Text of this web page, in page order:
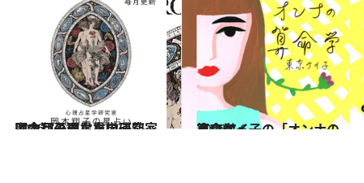
2026.7.31
【今月のあなたの運勢は？】心理占星学研究家 岡本翔子の星占い
占い 2026.7.6
東京ケイ子の「オンナの算命学」
占い